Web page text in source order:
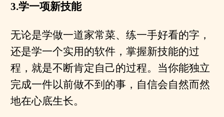
3.学一项新技能
无论是学做一道家常菜、练一手好看的字，
还是学一个实用的软件，掌握新技能的过
程，就是不断肯定自己的过程。当你能独立
完成一件以前做不到的事，自信会自然而然
地在心底生长。